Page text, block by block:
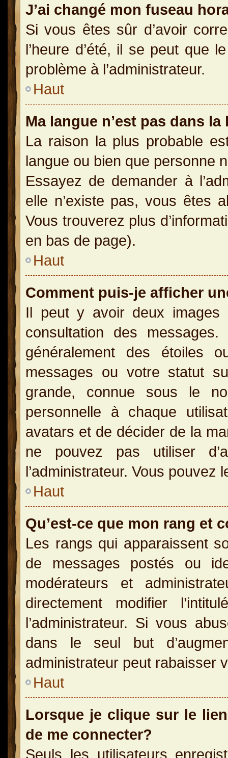
J’ai changé mon fuseau
Si vous êtes sûr d’avoir
l’heure d’été, il se peut que
problème à l’administrateur.
Haut
Ma langue n’est pas dans la
La raison la plus probable
langue ou bien que personne
Essayez de demander à
elle n’existe pas, vous êtes
Vous trouverez plus
en bas de page).
Haut
Comment puis-je afficher
Il peut y avoir deux images
consultation des
généralement des étoiles
messages ou votre statut
grande, connue sous le
personnelle à chaque
avatars et de décider de la
ne pouvez pas utiliser
l’administrateur. Vous
Haut
Qu’est-ce que mon rang et
Les rangs qui apparaissent
de messages postés ou
modérateurs et
directement modifier
l’administrateur. Si vous
dans le seul but
administrateur peut rabaisser
Haut
Lorsque je clique sur le
de me connecter?
Seuls les utilisateurs